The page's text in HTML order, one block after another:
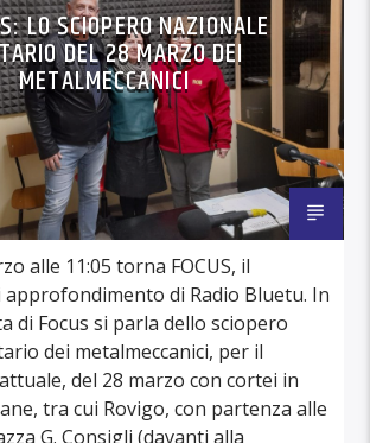
LO SCIOPERO NAZIONALE
DEL 28 MARZO DEI
METALMECCANICI
alle 11:05 torna FOCUS, il
di Radio Bluetu. In
di Focus si parla dello sciopero
dei metalmeccanici, per il
del 28 marzo con cortei in
tra cui Rovigo, con partenza alle
G. Consigli (davanti alla